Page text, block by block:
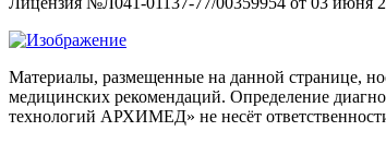
Материалы, размещенные на данной странице,
медицинских рекомендаций. Определение
технологий АРХИМЕД» не несёт